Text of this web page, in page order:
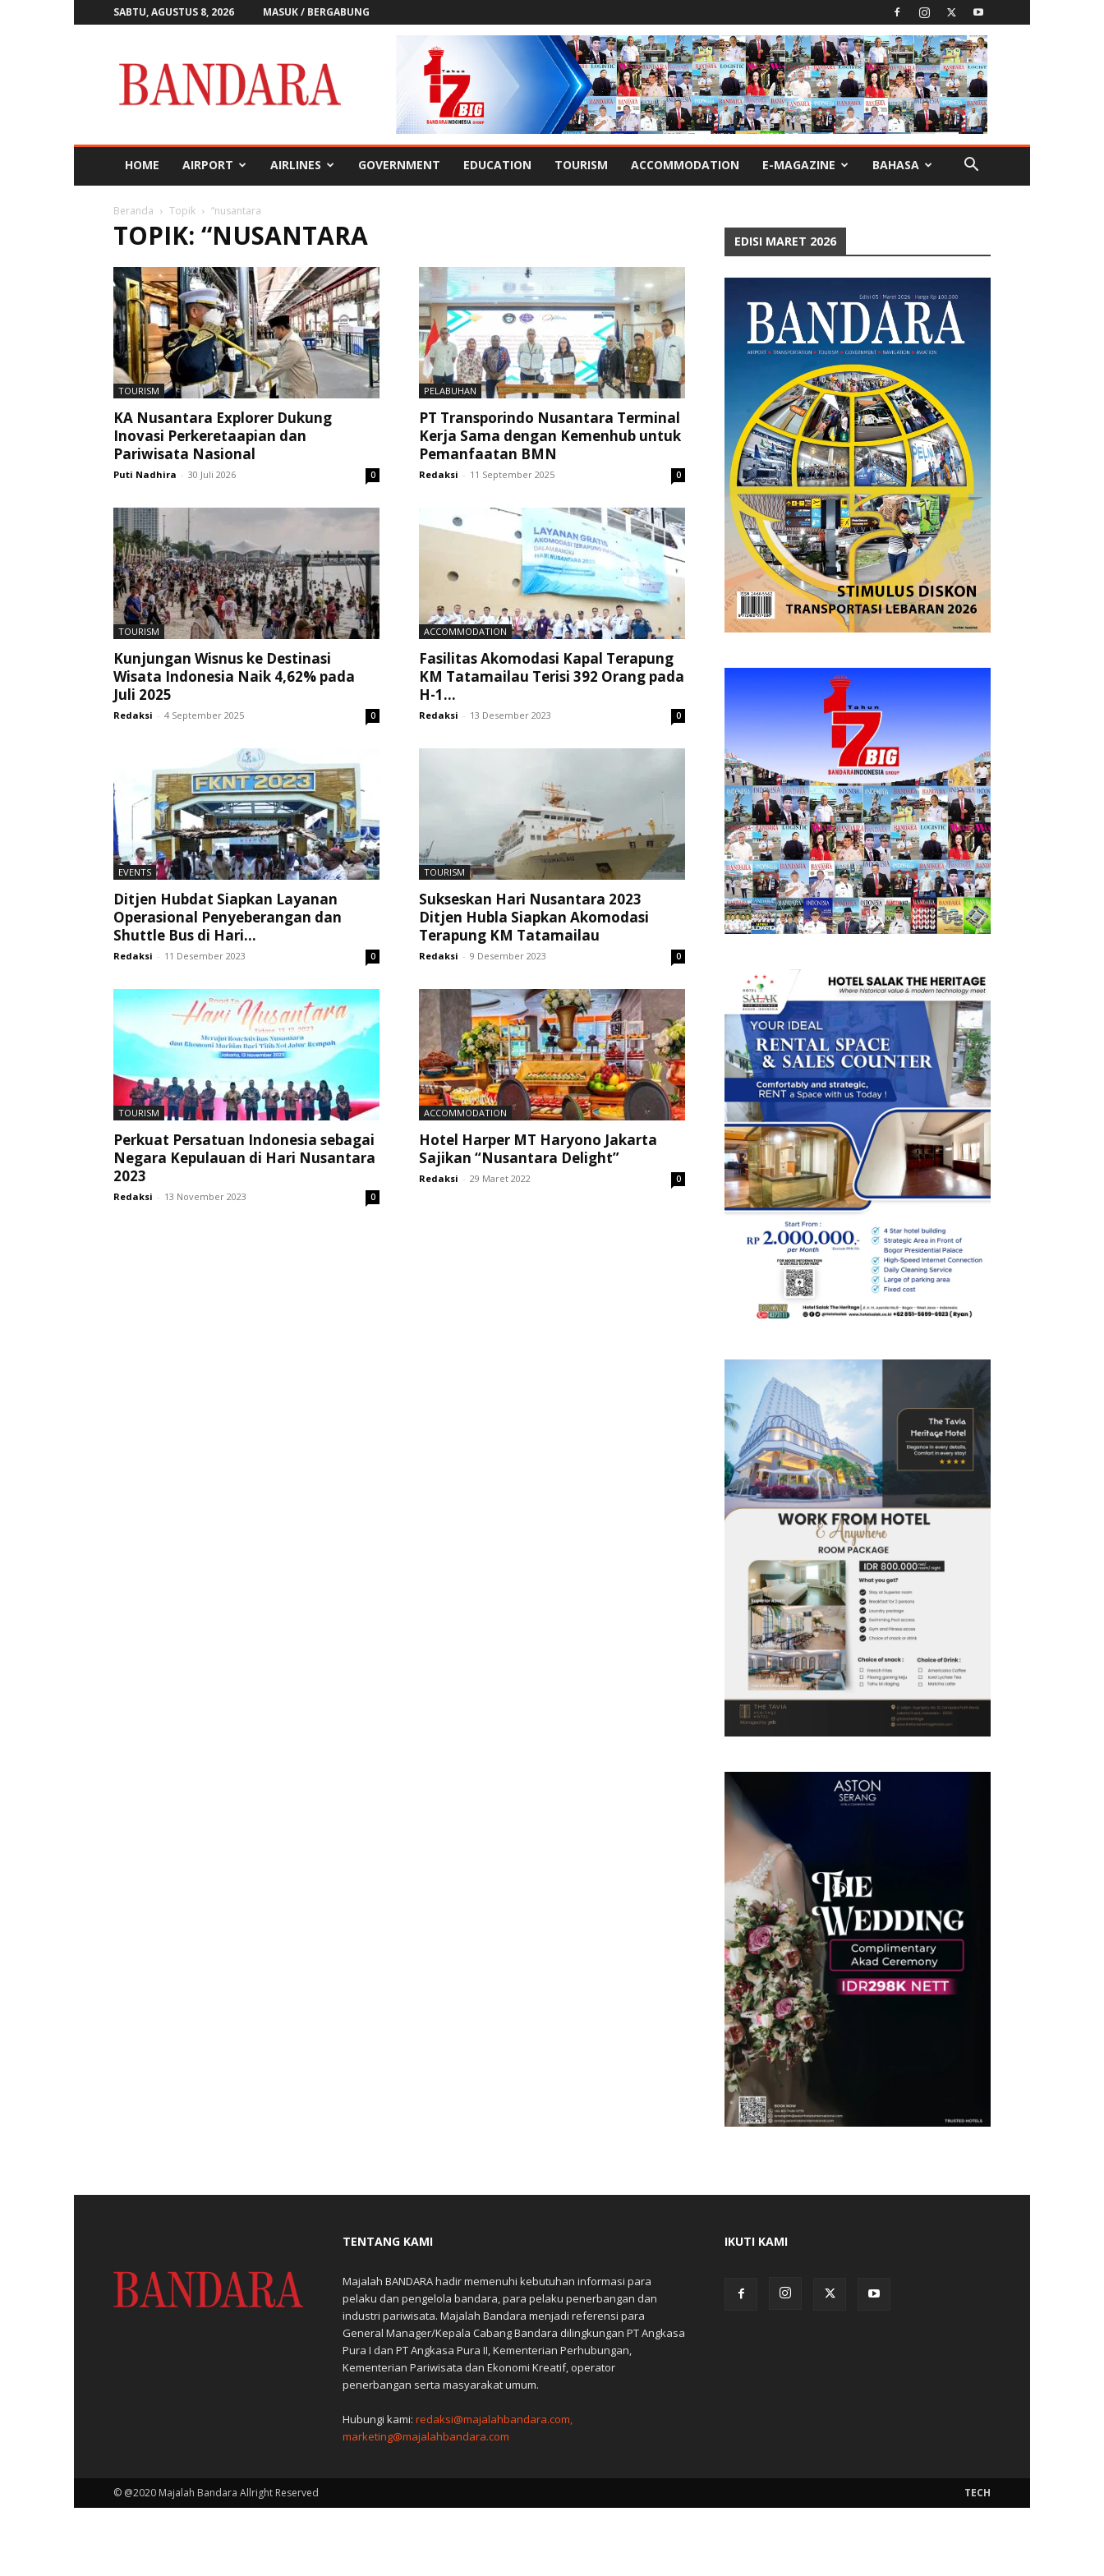
SABTU, AGUSTUS 8, 2026 MASUK / BERGABUNG
Bandara
HOME AIRPORT AIRLINES GOVERNMENT EDUCATION TOURISM ACCOMMODATION E-MAGAZINE BAHASA
Beranda Topik “nusantara
TOPIK: “NUSANTARA
TOURISM
KA Nusantara Explorer Dukung
Inovasi Perkeretaapian dan
Pariwisata Nasional
Puti Nadhira - 30 Juli 2026 0
PELABUHAN
PT Transporindo Nusantara Terminal
Kerja Sama dengan Kemenhub untuk
Pemanfaatan BMN
Redaksi - 11 September 2025 0
TOURISM
Kunjungan Wisnus ke Destinasi
Wisata Indonesia Naik 4,62% pada
Juli 2025
Redaksi - 4 September 2025 0
ACCOMMODATION
Fasilitas Akomodasi Kapal Terapung
KM Tatamailau Terisi 392 Orang pada
H-1...
Redaksi - 13 Desember 2023 0
EVENTS
Ditjen Hubdat Siapkan Layanan
Operasional Penyeberangan dan
Shuttle Bus di Hari...
Redaksi - 11 Desember 2023 0
TOURISM
Sukseskan Hari Nusantara 2023
Ditjen Hubla Siapkan Akomodasi
Terapung KM Tatamailau
Redaksi - 9 Desember 2023 0
TOURISM
Perkuat Persatuan Indonesia sebagai
Negara Kepulauan di Hari Nusantara
2023
Redaksi - 13 November 2023 0
ACCOMMODATION
Hotel Harper MT Haryono Jakarta
Sajikan “Nusantara Delight”
Redaksi - 29 Maret 2022 0
EDISI MARET 2026
TENTANG KAMI
Majalah BANDARA hadir memenuhi kebutuhan informasi para
pelaku dan pengelola bandara, para pelaku penerbangan dan
industri pariwisata. Majalah Bandara menjadi referensi para
General Manager/Kepala Cabang Bandara dilingkungan PT Angkasa
Pura I dan PT Angkasa Pura II, Kementerian Perhubungan,
Kementerian Pariwisata dan Ekonomi Kreatif, operator
penerbangan serta masyarakat umum.
Hubungi kami: redaksi@majalahbandara.com,
marketing@majalahbandara.com
IKUTI KAMI
TECH
© @2020 Majalah Bandara Allright Reserved